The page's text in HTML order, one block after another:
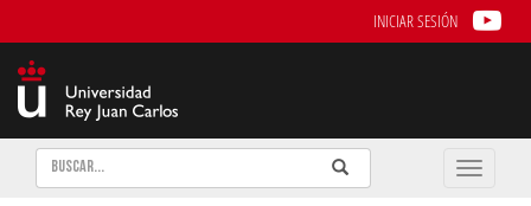
INICIAR SESIÓN
Buscar Enviar
Buscar
Toggle